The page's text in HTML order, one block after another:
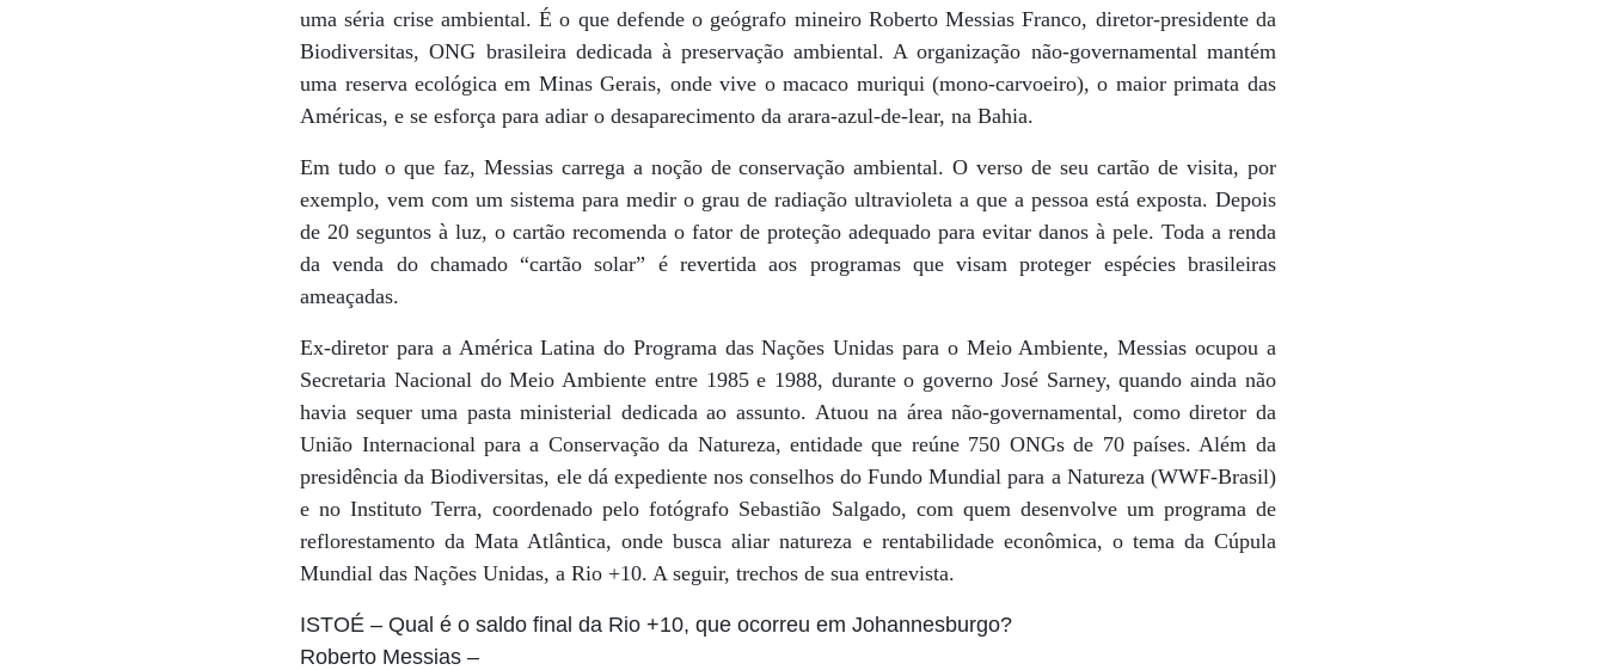
uma séria crise ambiental. É o que defende o geógrafo mineiro Roberto Messias Franco, diretor-presidente da
Biodiversitas, ONG brasileira dedicada à preservação ambiental. A organização não-governamental mantém
uma reserva ecológica em Minas Gerais, onde vive o macaco muriqui (mono-carvoeiro), o maior primata das
Américas, e se esforça para adiar o desaparecimento da arara-azul-de-lear, na Bahia.
Em tudo o que faz, Messias carrega a noção de conservação ambiental. O verso de seu cartão de visita, por
exemplo, vem com um sistema para medir o grau de radiação ultravioleta a que a pessoa está exposta. Depois
de 20 seguntos à luz, o cartão recomenda o fator de proteção adequado para evitar danos à pele. Toda a renda
da venda do chamado “cartão solar” é revertida aos programas que visam proteger espécies brasileiras
ameaçadas.
Ex-diretor para a América Latina do Programa das Nações Unidas para o Meio Ambiente, Messias ocupou a
Secretaria Nacional do Meio Ambiente entre 1985 e 1988, durante o governo José Sarney, quando ainda não
havia sequer uma pasta ministerial dedicada ao assunto. Atuou na área não-governamental, como diretor da
União Internacional para a Conservação da Natureza, entidade que reúne 750 ONGs de 70 países. Além da
presidência da Biodiversitas, ele dá expediente nos conselhos do Fundo Mundial para a Natureza (WWF-Brasil)
e no Instituto Terra, coordenado pelo fotógrafo Sebastião Salgado, com quem desenvolve um programa de
reflorestamento da Mata Atlântica, onde busca aliar natureza e rentabilidade econômica, o tema da Cúpula
Mundial das Nações Unidas, a Rio +10. A seguir, trechos de sua entrevista.
ISTOÉ – Qual é o saldo final da Rio +10, que ocorreu em Johannesburgo?
Roberto Messias –